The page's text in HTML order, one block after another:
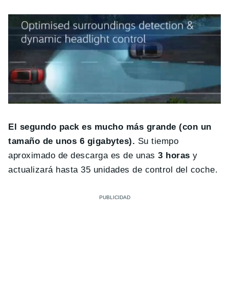
El segundo pack es mucho más grande (con un
tamaño de unos 6 gigabytes). Su tiempo
aproximado de descarga es de unas3 horas y
actualizará hasta 35 unidades de control del coche.